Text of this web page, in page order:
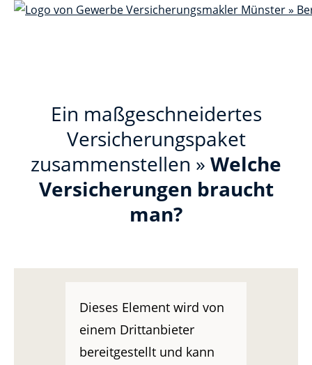
Ein maßgeschneidertes
Versicherungspaket
zusammenstellen » Welche
Versicherungen braucht
man?
Dieses Element wird von
einem Drittanbieter
bereitgestellt und kann